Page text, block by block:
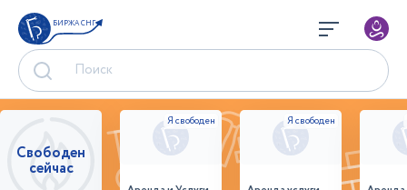
БИРЖА СНГ
Свободен
сейчас